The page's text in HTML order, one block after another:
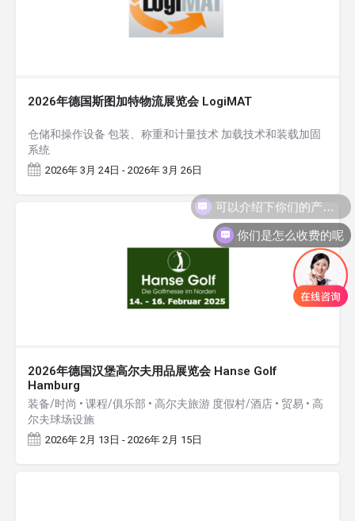
2026年德国斯图加特物流展览会 LogiMAT
仓储和操作设备 包装、称重和计量技术 加载技术和装载加固
系统
2026年 3月 24日 - 2026年 3月 26日
2026年德国汉堡高尔夫用品展览会 Hanse Golf
Hamburg
装备/时尚 • 课程/俱乐部 • 高尔夫旅游 度假村/酒店 • 贸易 • 高
尔夫球场设施
2026年 2月 13日 - 2026年 2月 15日
可以介绍下你们的产品么
你们是怎么收费的呢